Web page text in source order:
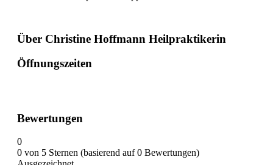
Über Christine Hoffmann Heilpraktikerin
Öffnungszeiten
Bewertungen
0
0 von 5 Sternen (basierend auf 0 Bewertungen)